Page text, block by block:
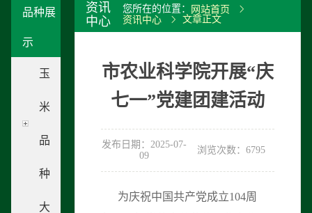
品种展
示
玉
米
品
种
大
资讯
中心
您所在的位置：
网站首页
资讯中心
文章正文
市农业科学院开展“庆
七一”党建团建活动
发布日期：2025-07-
09
浏览次数：6795
为庆祝中国共产党成立104周